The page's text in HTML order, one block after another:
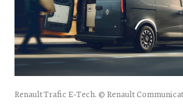
Renault Trafic E-Tech. © Renault